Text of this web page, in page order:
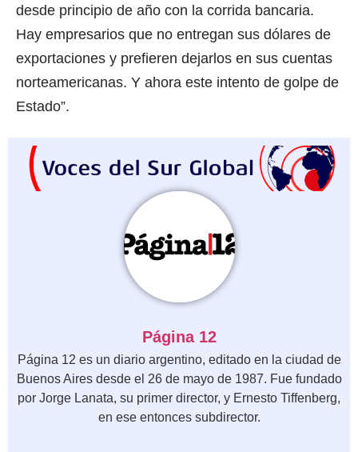
desde principio de año con la corrida bancaria.
Hay empresarios que no entregan sus dólares de
exportaciones y prefieren dejarlos en sus cuentas
norteamericanas. Y ahora este intento de golpe de
Estado”.
Página 12
Página 12 es un diario argentino, editado en la ciudad de
Buenos Aires desde el 26 de mayo de 1987. Fue fundado
por Jorge Lanata, su primer director, y Ernesto Tiffenberg,
en ese entonces subdirector.